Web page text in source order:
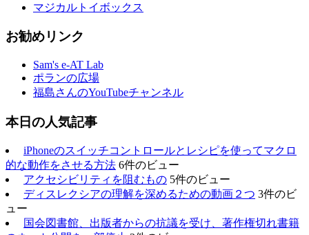
マジカルトイボックス
お勧めリンク
Sam's e-AT Lab
ポランの広場
福島さんのYouTubeチャンネル
本日の人気記事
iPhoneのスイッチコントロールとレシピを使ってマクロ
的な動作をさせる方法 6件のビュー
アクセシビリティを阻むもの 5件のビュー
ディスレクシアの理解を深めるための動画２つ 3件のビ
ュー
国会図書館、出版者からの抗議を受け、著作権切れ書籍